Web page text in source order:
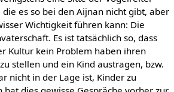
es so bei den Aijnan nicht gibt, aber
Wichtigkeit führen kann: Die
Es ist tatsächlich so, dass
Kultur kein Problem haben ihren
stellen und ein Kind austragen, bzw.
nicht in der Lage ist, Kinder zu